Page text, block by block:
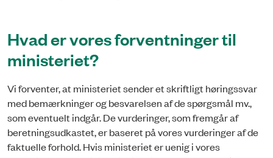
Hvad er vores forventninger til
ministeriet?
Vi forventer, at ministeriet sender et skriftligt høringssvar
med bemærkninger og besvarelsen af de spørgsmål mv.,
som eventuelt indgår. De vurderinger, som fremgår af
beretningsudkastet, er baseret på vores vurderinger af de
faktuelle forhold. Hvis ministeriet er uenig i vores